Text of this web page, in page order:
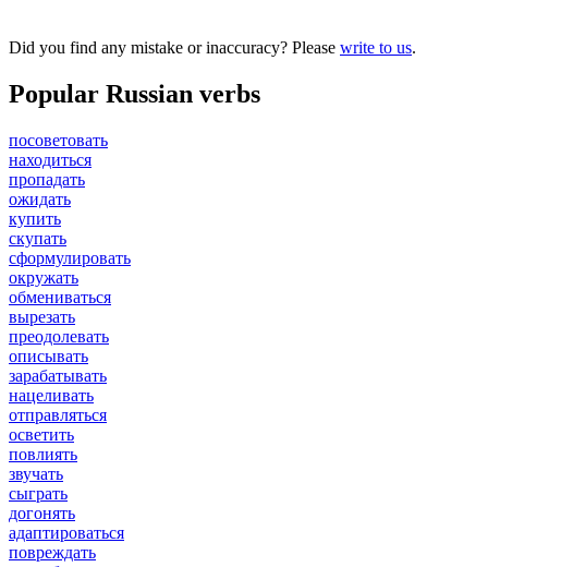
Did you find any mistake or inaccuracy? Please write to us.
Popular Russian verbs
посоветовать
находиться
пропадать
ожидать
купить
скупать
сформулировать
окружать
обмениваться
вырезать
преодолевать
описывать
зарабатывать
нацеливать
отправляться
осветить
повлиять
звучать
сыграть
догонять
адаптироваться
повреждать